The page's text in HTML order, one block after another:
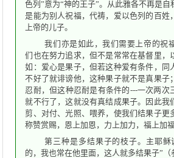
色列”意为“神的王子”。从此雅各不再是自
是能为别人祝福，代祷，爱以色列的百姓
上帝的儿子。
我们亦是如此，我们需要上帝的祝
们也在努力追求，但不是常常在基督里，
如：爱心是果子，但若这种爱有条件，同
不好了就诽谤他，这种果子就不是真果子
忍耐，但这种忍耐是有条件的---一次两次
就不行了，这就没有真结成果子。因此我
剪、对付、光照、喂养，使我们结果子更
称赞赏赐，恩上加恩，力上加力，福上加福
第三种是多结果子的枝子。主耶稣
的，我也常在他里面，这人就多结果子”